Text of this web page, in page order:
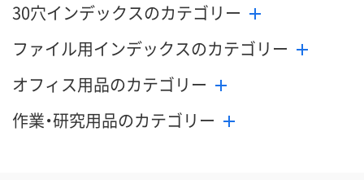
30穴インデックスのカテゴリー
ファイル用インデックスのカテゴリー
オフィス用品のカテゴリー
作業・研究用品のカテゴリー